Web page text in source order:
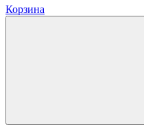
Корзина